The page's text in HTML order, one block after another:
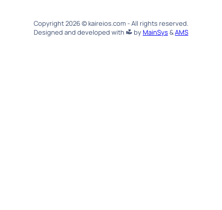
Copyright 2026 © kaireios.com - All rights reserved.
Designed and developed with
by MainSys & AMS